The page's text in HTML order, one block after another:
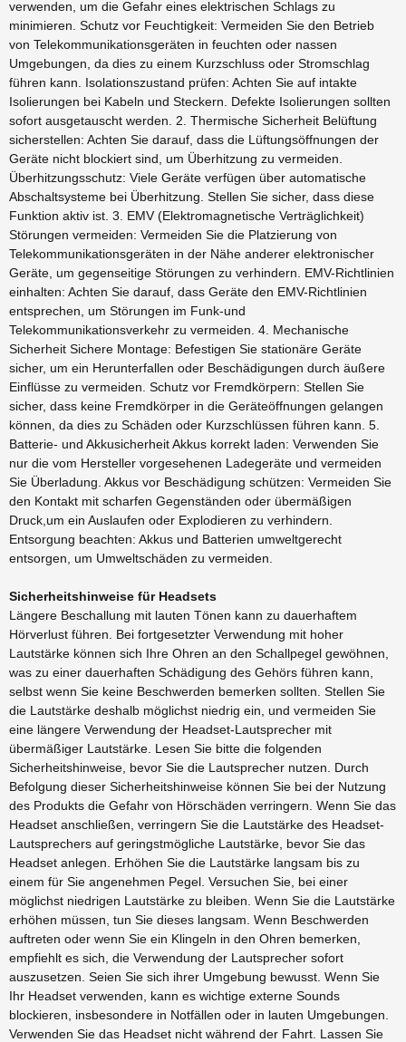
verwenden, um die Gefahr eines elektrischen Schlags zu
minimieren. Schutz vor Feuchtigkeit: Vermeiden Sie den Betrieb
von Telekommunikationsgeräten in feuchten oder nassen
Umgebungen, da dies zu einem Kurzschluss oder Stromschlag
führen kann. Isolationszustand prüfen: Achten Sie auf intakte
Isolierungen bei Kabeln und Steckern. Defekte Isolierungen sollten
sofort ausgetauscht werden. 2. Thermische Sicherheit Belüftung
sicherstellen: Achten Sie darauf, dass die Lüftungsöffnungen der
Geräte nicht blockiert sind, um Überhitzung zu vermeiden.
Überhitzungsschutz: Viele Geräte verfügen über automatische
Abschaltsysteme bei Überhitzung. Stellen Sie sicher, dass diese
Funktion aktiv ist. 3. EMV (Elektromagnetische Verträglichkeit)
Störungen vermeiden: Vermeiden Sie die Platzierung von
Telekommunikationsgeräten in der Nähe anderer elektronischer
Geräte, um gegenseitige Störungen zu verhindern. EMV-Richtlinien
einhalten: Achten Sie darauf, dass Geräte den EMV-Richtlinien
entsprechen, um Störungen im Funk-und
Telekommunikationsverkehr zu vermeiden. 4. Mechanische
Sicherheit Sichere Montage: Befestigen Sie stationäre Geräte
sicher, um ein Herunterfallen oder Beschädigungen durch äußere
Einflüsse zu vermeiden. Schutz vor Fremdkörpern: Stellen Sie
sicher, dass keine Fremdkörper in die Geräteöffnungen gelangen
können, da dies zu Schäden oder Kurzschlüssen führen kann. 5.
Batterie- und Akkusicherheit Akkus korrekt laden: Verwenden Sie
nur die vom Hersteller vorgesehenen Ladegeräte und vermeiden
Sie Überladung. Akkus vor Beschädigung schützen: Vermeiden Sie
den Kontakt mit scharfen Gegenständen oder übermäßigen
Druck,um ein Auslaufen oder Explodieren zu verhindern.
Entsorgung beachten: Akkus und Batterien umweltgerecht
entsorgen, um Umweltschäden zu vermeiden.
Sicherheitshinweise für Headsets
Längere Beschallung mit lauten Tönen kann zu dauerhaftem
Hörverlust führen. Bei fortgesetzter Verwendung mit hoher
Lautstärke können sich Ihre Ohren an den Schallpegel gewöhnen,
was zu einer dauerhaften Schädigung des Gehörs führen kann,
selbst wenn Sie keine Beschwerden bemerken sollten. Stellen Sie
die Lautstärke deshalb möglichst niedrig ein, und vermeiden Sie
eine längere Verwendung der Headset-Lautsprecher mit
übermäßiger Lautstärke. Lesen Sie bitte die folgenden
Sicherheitshinweise, bevor Sie die Lautsprecher nutzen. Durch
Befolgung dieser Sicherheitshinweise können Sie bei der Nutzung
des Produkts die Gefahr von Hörschäden verringern. Wenn Sie das
Headset anschließen, verringern Sie die Lautstärke des Headset-
Lautsprechers auf geringstmögliche Lautstärke, bevor Sie das
Headset anlegen. Erhöhen Sie die Lautstärke langsam bis zu
einem für Sie angenehmen Pegel. Versuchen Sie, bei einer
möglichst niedrigen Lautstärke zu bleiben. Wenn Sie die Lautstärke
erhöhen müssen, tun Sie dieses langsam. Wenn Beschwerden
auftreten oder wenn Sie ein Klingeln in den Ohren bemerken,
empfiehlt es sich, die Verwendung der Lautsprecher sofort
auszusetzen. Seien Sie sich ihrer Umgebung bewusst. Wenn Sie
Ihr Headset verwenden, kann es wichtige externe Sounds
blockieren, insbesondere in Notfällen oder in lauten Umgebungen.
Verwenden Sie das Headset nicht während der Fahrt. Lassen Sie